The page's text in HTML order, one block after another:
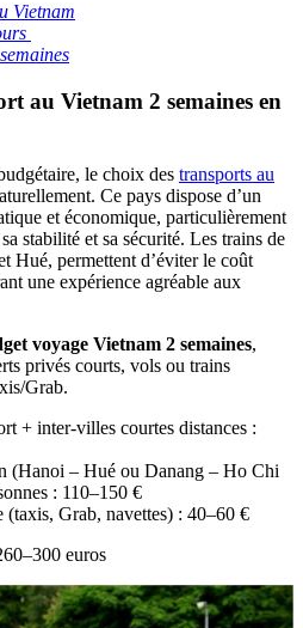
Vietnam
au Vietnam 2 semaines en
le choix des transports au
Ce pays dispose d’un
et économique, particulièrement
stabilité et sa sécurité. Les trains de
Hué, permettent d’éviter le coût
une expérience agréable aux
voyage Vietnam 2 semaines,
privés courts, vols ou trains
Grab.
+ inter-villes courtes distances :
(Hanoi – Hué ou Danang – Ho Chi
: 110–150 €
(taxis, Grab, navettes) : 40–60 €
euros